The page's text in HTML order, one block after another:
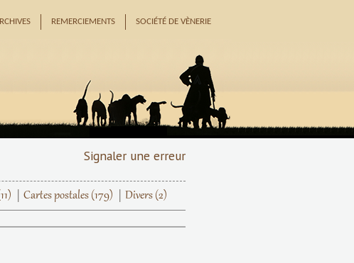
REMERCIEMENTS SOCIÉTÉ DE VÈNERIE
Signaler une erreur
Cartes postales (179) Divers (2)